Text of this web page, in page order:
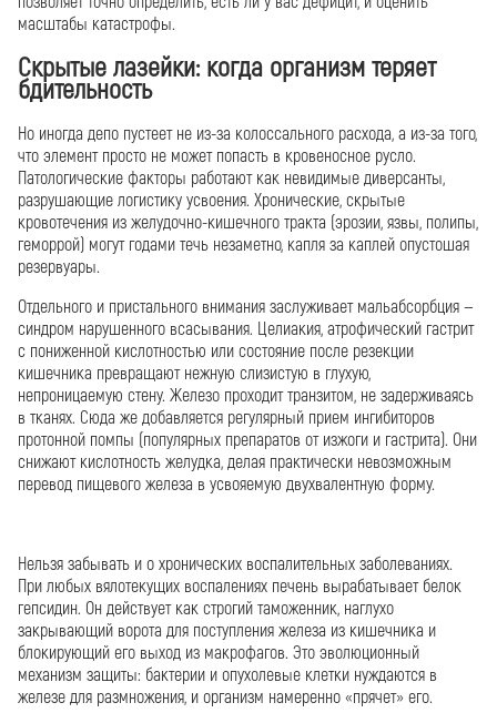
масштабы катастрофы.
Скрытые лазейки: когда организм теряет
бдительность
Но иногда депо пустеет не из-за колоссального расхода, а из-за того,
что элемент просто не может попасть в кровеносное русло.
Патологические факторы работают как невидимые диверсанты,
разрушающие логистику усвоения. Хронические, скрытые
кровотечения из желудочно-кишечного тракта (эрозии, язвы, полипы,
геморрой) могут годами течь незаметно, капля за каплей опустошая
резервуары.
Отдельного и пристального внимания заслуживает мальабсорбция —
синдром нарушенного всасывания. Целиакия, атрофический гастрит
с пониженной кислотностью или состояние после резекции
кишечника превращают нежную слизистую в глухую,
непроницаемую стену. Железо проходит транзитом, не задерживаясь
в тканях. Сюда же добавляется регулярный прием ингибиторов
протонной помпы (популярных препаратов от изжоги и гастрита). Они
снижают кислотность желудка, делая практически невозможным
перевод пищевого железа в усвояемую двухвалентную форму.
Нельзя забывать и о хронических воспалительных заболеваниях.
При любых вялотекущих воспалениях печень вырабатывает белок
гепсидин. Он действует как строгий таможенник, наглухо
закрывающий ворота для поступления железа из кишечника и
блокирующий его выход из макрофагов. Это эволюционный
механизм защиты: бактерии и опухолевые клетки нуждаются в
железе для размножения, и организм намеренно «прячет» его.